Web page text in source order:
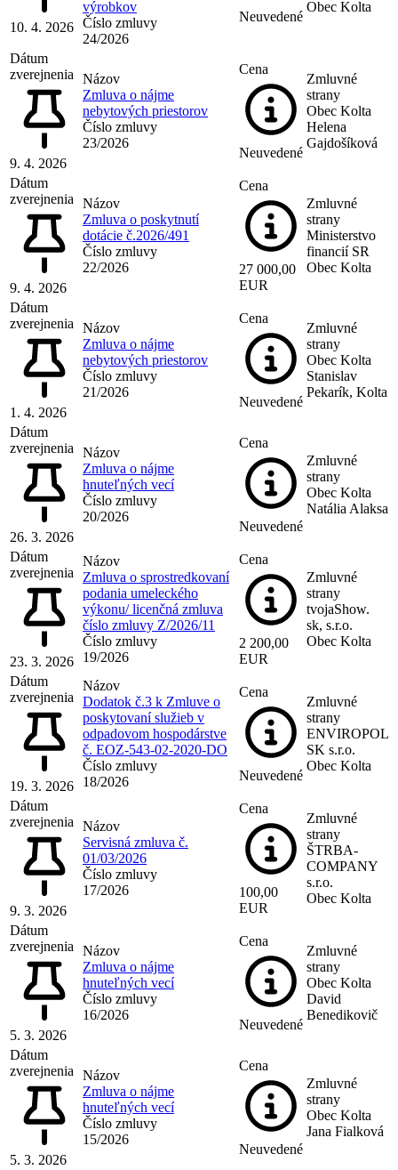
10. 4. 2026
výrobkov
Číslo zmluvy
24/2026
Neuvedené
Obec Kolta
Dátum
zverejnenia
9. 4. 2026
Názov
Zmluva o nájme
nebytových priestorov
Číslo zmluvy
23/2026
Cena
Neuvedené
Zmluvné
strany
Obec Kolta
Helena
Gajdošíková
Dátum
zverejnenia
9. 4. 2026
Názov
Zmluva o poskytnutí
dotácie č.2026/491
Číslo zmluvy
22/2026
Cena
27 000,00
EUR
Zmluvné
strany
Ministerstvo
financií SR
Obec Kolta
Dátum
zverejnenia
1. 4. 2026
Názov
Zmluva o nájme
nebytových priestorov
Číslo zmluvy
21/2026
Cena
Neuvedené
Zmluvné
strany
Obec Kolta
Stanislav
Pekarík, Kolta
Dátum
zverejnenia
26. 3. 2026
Názov
Zmluva o nájme
hnuteľných vecí
Číslo zmluvy
20/2026
Cena
Neuvedené
Zmluvné
strany
Obec Kolta
Natália Alaksa
Dátum
zverejnenia
23. 3. 2026
Názov
Zmluva o sprostredkovaní
podania umeleckého
výkonu/ licenčná zmluva
číslo zmluvy Z/2026/11
Číslo zmluvy
19/2026
Cena
2 200,00
EUR
Zmluvné
strany
tvojaShow.
sk, s.r.o.
Obec Kolta
Dátum
zverejnenia
19. 3. 2026
Názov
Dodatok č.3 k Zmluve o
poskytovaní služieb v
odpadovom hospodárstve
č. EOZ-543-02-2020-DO
Číslo zmluvy
18/2026
Cena
Neuvedené
Zmluvné
strany
ENVIROPOL
SK s.r.o.
Obec Kolta
Dátum
zverejnenia
9. 3. 2026
Názov
Servisná zmluva č.
01/03/2026
Číslo zmluvy
17/2026
Cena
100,00
EUR
Zmluvné
strany
ŠTRBA-
COMPANY
s.r.o.
Obec Kolta
Dátum
zverejnenia
5. 3. 2026
Názov
Zmluva o nájme
hnuteľných vecí
Číslo zmluvy
16/2026
Cena
Neuvedené
Zmluvné
strany
Obec Kolta
David
Benedikovič
Dátum
zverejnenia
5. 3. 2026
Názov
Zmluva o nájme
hnuteľných vecí
Číslo zmluvy
15/2026
Cena
Neuvedené
Zmluvné
strany
Obec Kolta
Jana Fialková